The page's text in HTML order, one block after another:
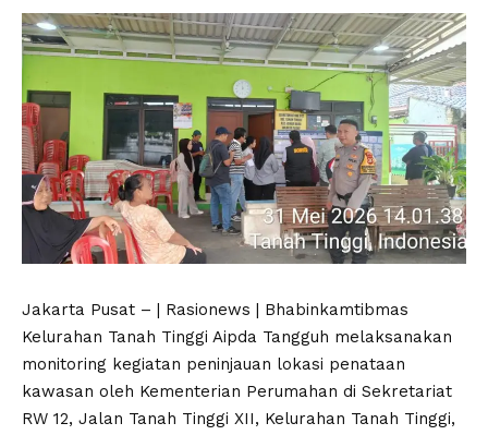
Jakarta Pusat – | Rasionews | Bhabinkamtibmas
Kelurahan Tanah Tinggi Aipda Tangguh melaksanakan
monitoring kegiatan peninjauan lokasi penataan
kawasan oleh Kementerian Perumahan di Sekretariat
RW 12, Jalan Tanah Tinggi XII, Kelurahan Tanah Tinggi,